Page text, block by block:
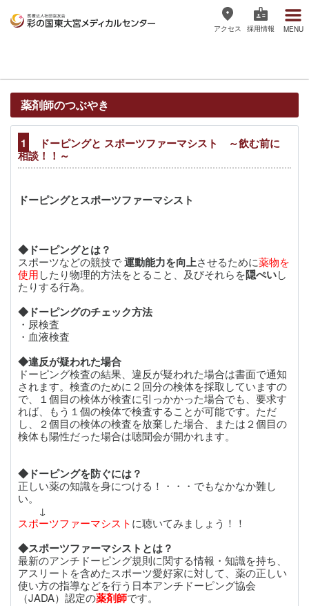
メディカルセンター
アクセス 採用情報 MENU
薬剤師のつぶやき
1
ドーピングと スポーツファーマシスト ～飲む前に
相談！！～
ドーピングとスポーツファーマシスト
◆ドーピングとは？
スポーツなどの競技で運動能力を向上させるために薬物を
使用したり物理的方法をとること、及びそれらを隠ぺいし
たりする行為。
◆ドーピングのチェック方法
・尿検査
・血液検査
◆違反が疑われた場合
ドーピング検査の結果、違反が疑われた場合は書面で通知
されます。検査のために２回分の検体を採取していますの
で、１個目の検体が検査に引っかかった場合でも、要求す
れば、もう１個の検体で検査することが可能です。ただ
し、２個目の検体の検査を放棄した場合、または２個目の
検体も陽性だった場合は聴聞会が開かれます。
◆ドーピングを防ぐには？
正しい薬の知識を身につける！・・・でもなかなか難し
い。
↓
スポーツファーマシストに聴いてみましょう！！
◆スポーツファーマシストとは？
最新のアンチドーピング規則に関する情報・知識を持ち、
アスリートを含めたスポーツ愛好家に対して、薬の正しい
使い方の指導などを行う日本アンチドーピング協会
（JADA）認定の薬剤師です。